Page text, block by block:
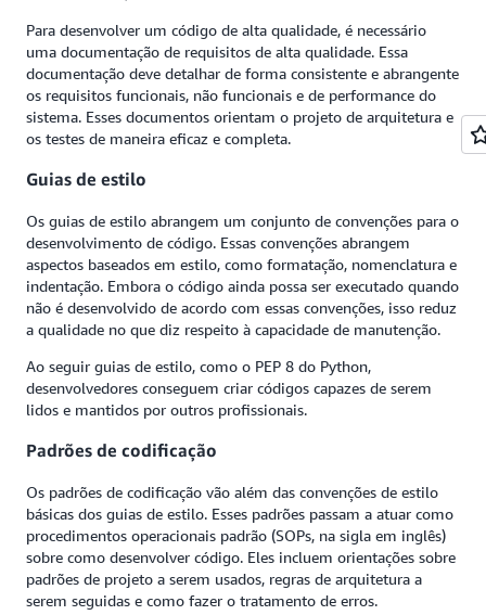
Para desenvolver um código de alta qualidade, é necessário
uma documentação de requisitos de alta qualidade. Essa
documentação deve detalhar de forma consistente e abrangente
os requisitos funcionais, não funcionais e de performance do
sistema. Esses documentos orientam o projeto de arquitetura e
os testes de maneira eficaz e completa.
Guias de estilo
Os guias de estilo abrangem um conjunto de convenções para o
desenvolvimento de código. Essas convenções abrangem
aspectos baseados em estilo, como formatação, nomenclatura e
indentação. Embora o código ainda possa ser executado quando
não é desenvolvido de acordo com essas convenções, isso reduz
a qualidade no que diz respeito à capacidade de manutenção.
Ao seguir guias de estilo, como o PEP 8 do Python,
desenvolvedores conseguem criar códigos capazes de serem
lidos e mantidos por outros profissionais.
Padrões de codificação
Os padrões de codificação vão além das convenções de estilo
básicas dos guias de estilo. Esses padrões passam a atuar como
procedimentos operacionais padrão (SOPs, na sigla em inglês)
sobre como desenvolver código. Eles incluem orientações sobre
padrões de projeto a serem usados, regras de arquitetura a
serem seguidas e como fazer o tratamento de erros.